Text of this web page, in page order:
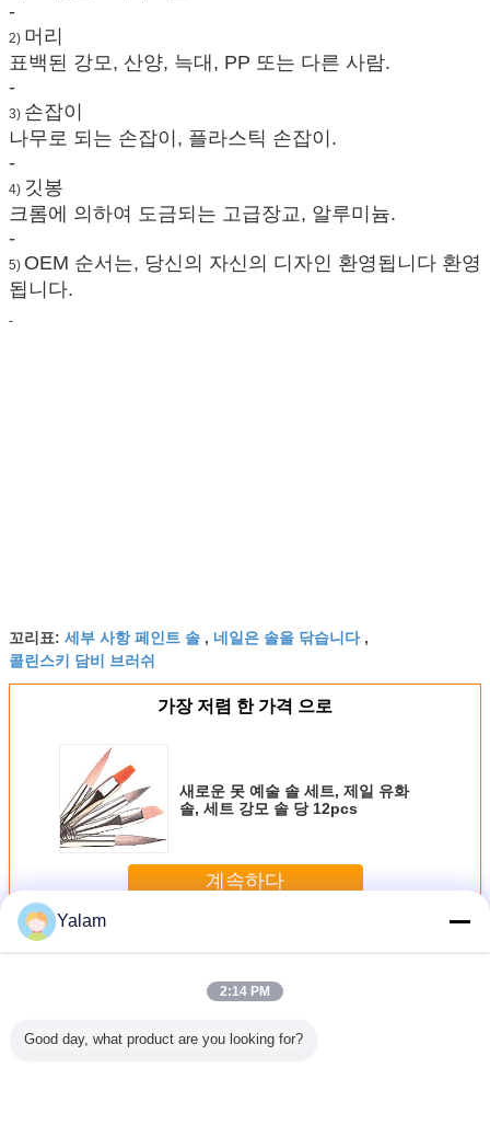
-
2) 머리
표백된 강모, 산양, 늑대, PP 또는 다른 사람.
-
3) 손잡이
나무로 되는 손잡이, 플라스틱 손잡이.
-
4) 깃봉
크롬에 의하여 도금되는 고급장교, 알루미늄.
-
5) OEM 순서는, 당신의 자신의 디자인 환영됩니다 환영
됩니다.
-
꼬리표: 세부 사항 페인트 솔 , 네일은 솔을 닦습니다,
콜린스키 담비 브러쉬
가장 저렴 한 가격 으로
새로운 못 예술 솔 세트, 제일 유화
솔, 세트 강모 솔 당 12pcs
계속하다
더 많은 것
Yalam
2:14 PM
Good day, what product are you looking for?